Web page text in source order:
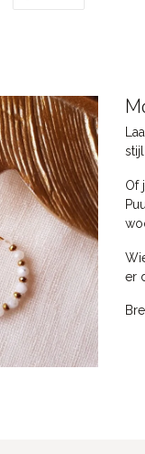
Of
er